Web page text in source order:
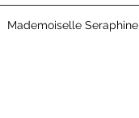
Mademoiselle Seraphine